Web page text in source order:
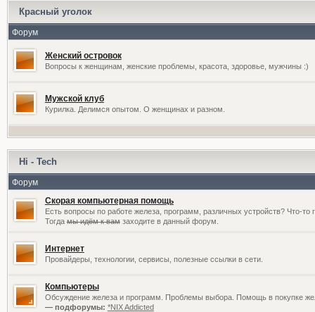
Красный уголок
Форум
Женский островок
Вопросы к женщинам, женские проблемы, красота, здоровье, мужчины :)
Мужской клуб
Курилка. Делимся опытом. О женщинах и разном.
Hi - Tech
Форум
Скорая компьютерная помощь
Есть вопросы по работе железа, программ, различных устройств? Что-то
Тогдамы идём к вамзаходите в данный форум.
Интернет
Провайдеры, технологии, сервисы, полезные ссылки в сети.
Компьютеры
Обсуждение железа и программ. Проблемы выбора. Помощь в покупке
— подфорумы: *NIX Addicted